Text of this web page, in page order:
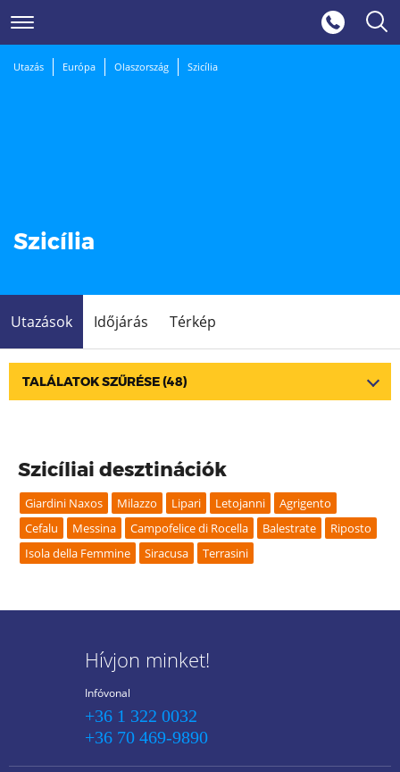
Utazás Európa Olaszország Szicília
Szicília
Utazások Időjárás Térkép
TALÁLATOK SZŰRÉSE(48)
Szicíliai desztinációk
Giardini Naxos Milazzo Lipari Letojanni
Agrigento
Cefalu
Messina Campofelice di Rocella Balestrate
Riposto
Isola della Femmine
Siracusa Terrasini
Hívjon minket!
Infóvonal
+36 1 322 0032
+36 70 469-9890